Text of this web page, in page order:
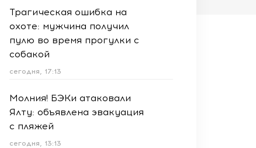
Трагическая ошибка на
охоте: мужчина получил
пулю во время прогулки с
собакой
сегодня, 17:13
Молния! БЭКи атаковали
Ялту: объявлена эвакуация
с пляжей
сегодня, 13:13